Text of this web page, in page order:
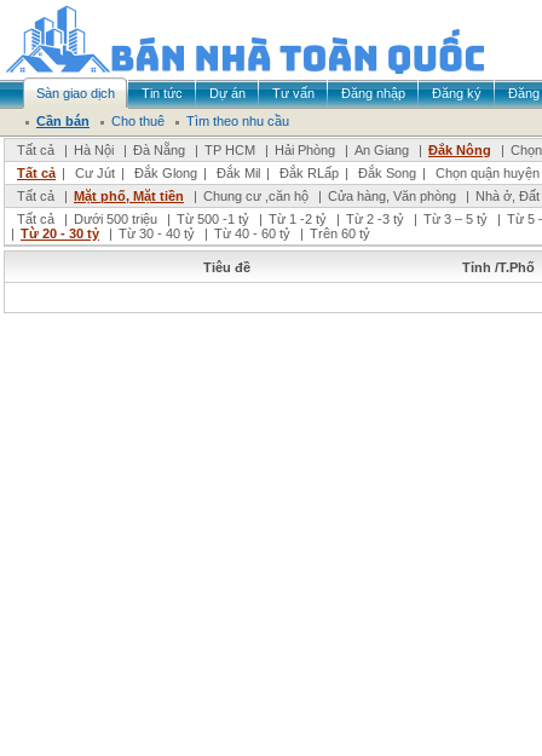
Sàn giao dịch Tin tức Dự án Tư vấn Đăng nhập Đăng ký
Đăng
Cần bán
Cho thuê
Tìm theo nhu cầu
Tất cả
| Hà Nội | Đà Nẵng | TP HCM | Hải Phòng | An Giang | Đắk Nông |
Tất cả | Cư Jút | Đắk Glong | Đắk Mil | Đắk RLấp | Đắk Song |
Chọn quận
Tất cả
| Mặt phố, Mặt tiền | Chung cư ,căn hộ | Cửa hàng, Văn phòng | Nhà ở,
Tất cả
| Dưới 500 triệu | Từ 500 -1 tỷ | Từ 1 -2 tỷ | Từ 2 -3 tỷ | Từ 3 – 5 tỷ | Từ 5
| Từ 20 - 30 tỷ | Từ 30 - 40 tỷ | Từ 40 - 60 tỷ | Trên 60 tỷ
Tiêu đề Tỉnh /T.Phố